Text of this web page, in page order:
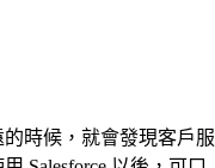
時候，就會發現客戶服